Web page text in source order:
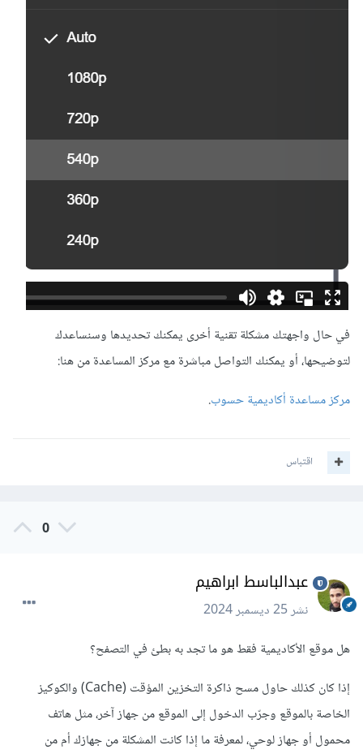
في حال واجهتك مشكلة تقنية أخرى يمكنك تحديدها وسنساعدك
لتوضيحها، أو يمكنك التواصل مباشرة مع مركز المساعدة من هنا:
مركز مساعدة أكاديمية حسوب.
اقتباس
0
عبدالباسط ابراهيم
نشر25 ديسمبر 2024
هل موقع الأكاديمية فقط هو ما تجد به بطئ في التصفح؟
إذا كان كذلك حاول مسح ذاكرة التخزين المؤقت (Cache) والكوكيز
الخاصة بالموقع وجرّب الدخول إلى الموقع من جهاز آخر، مثل هاتف
محمول أو جهاز لوحي، لمعرفة ما إذا كانت المشكلة من جهازك أم من